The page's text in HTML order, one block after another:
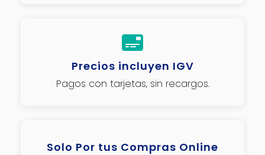
Precios incluyen IGV
Pagos con tarjetas, sin recargos.
Solo Por tus Compras Online